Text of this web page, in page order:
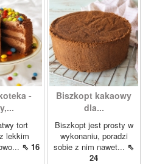
-
tort
lekkim
⇖ 16
Biszkopt kakaowy
dla...
Biszkopt jest prosty w
wykonaniu, poradzi
sobie z nim nawet... ⇖
24